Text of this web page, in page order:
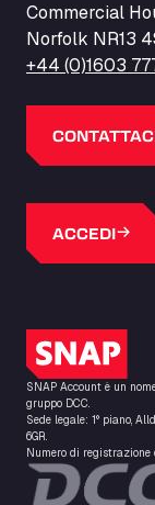
Commercial
Norfolk NR13
+44 (0)1603
ACCEDI
Logo SNAP
SNAP Account è un
gruppo DCC.
Sede legale: 1° piano,
6GR.
Numero di registrazione